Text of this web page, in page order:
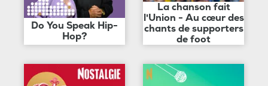
Do You Speak Hip-
Hop?
La chanson fait
l'Union - Au cœur des
chants de supporters
de foot